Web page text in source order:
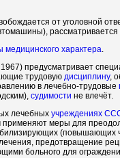
от уголовной
рассматривается
характера.
предусматривает
трудовую дисциплину,
в лечебно-трудовые
судимости не влечёт.
лечебных учреждениях
применяют меры для
(повышающих
лечения,
больного для